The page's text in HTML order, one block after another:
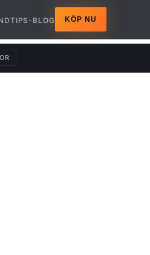
BLOG KÖP NU